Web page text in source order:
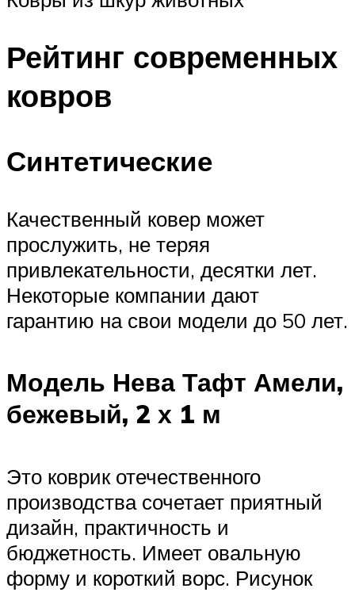
Рейтинг современных
ковров
Синтетические
Качественный ковер может
прослужить, не теряя
привлекательности, десятки лет.
Некоторые компании дают
гарантию на свои модели до 50 лет.
Модель Нева Тафт Амели,
бежевый, 2 х 1 м
Это коврик отечественного
производства сочетает приятный
дизайн, практичность и
бюджетность. Имеет овальную
форму и короткий ворс. Рисунок